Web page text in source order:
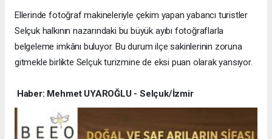
Ellerinde fotoğraf makineleriyle çekim yapan yabancı turistler
Selçuk halkının nazarındaki bu büyük ayıbı fotoğraflarla
belgeleme imkânı buluyor. Bu durum ilçe sakinlerinin zoruna
gitmekle birlikte Selçuk turizmine de eksi puan olarak yansıyor.
Haber: Mehmet UYAROĞLU - Selçuk/İzmir